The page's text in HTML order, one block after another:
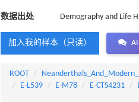
数据出处 Demography and Life
加入我的样本（只读）
ROOT
E-L539
E-M78 E-CTS4231